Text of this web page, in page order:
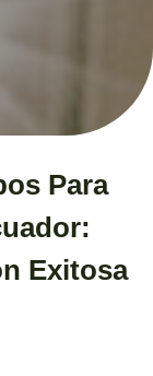
Para
Exitosa